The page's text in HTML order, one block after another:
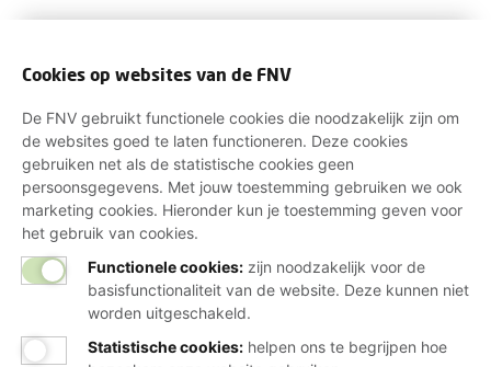
Cookies op websites van de FNV
De FNV gebruikt functionele cookies die noodzakelijk zijn om
de websites goed te laten functioneren. Deze cookies
gebruiken net als de statistische cookies geen
persoonsgegevens. Met jouw toestemming gebruiken we ook
marketing cookies. Hieronder kun je toestemming geven voor
het gebruik van cookies.
Functionele cookies: zijn noodzakelijk voor de
basisfunctionaliteit van de website. Deze kunnen niet
worden uitgeschakeld.
Statistische cookies: helpen ons te begrijpen hoe